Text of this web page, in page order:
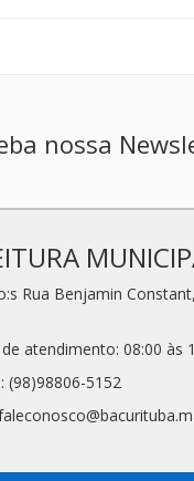
nossa
Rua Benjamin
atendimento: 08:00 às
(98)98806-5152